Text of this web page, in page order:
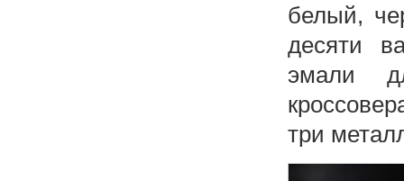
белый,
десяти
эмали
три